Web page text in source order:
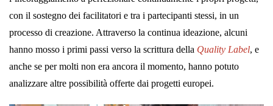
con il sostegno dei facilitatori e tra i partecipanti stessi, in un
processo di creazione. Attraverso la continua ideazione, alcuni
hanno mosso i primi passi verso la scrittura della Quality Label, e
anche se per molti non era ancora il momento, hanno potuto
analizzare altre possibilità offerte dai progetti europei.